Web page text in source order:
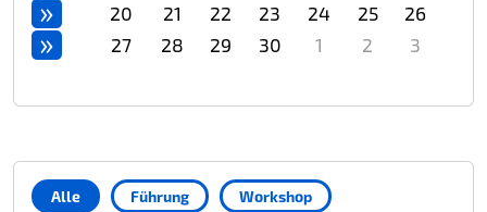
» 20 21 22 23 24 25 26
» 27 28 29 30 1 2 3
Alle Führung Workshop